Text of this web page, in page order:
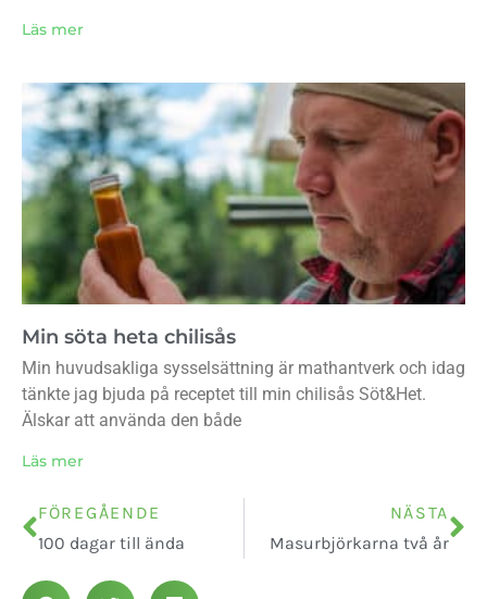
Läs mer
Min söta heta chilisås
Min huvudsakliga sysselsättning är mathantverk och idag
tänkte jag bjuda på receptet till min chilisås Söt&Het.
Älskar att använda den både
Läs mer
FÖREGÅENDE
100 dagar till ända
NÄSTA
Masurbjörkarna två år